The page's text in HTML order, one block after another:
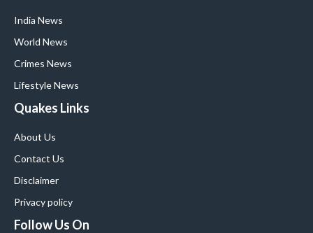
India News
World News
Crimes News
Lifestyle News
Quakes Links
About Us
Contact Us
Disclaimer
Privacy policy
Follow Us On